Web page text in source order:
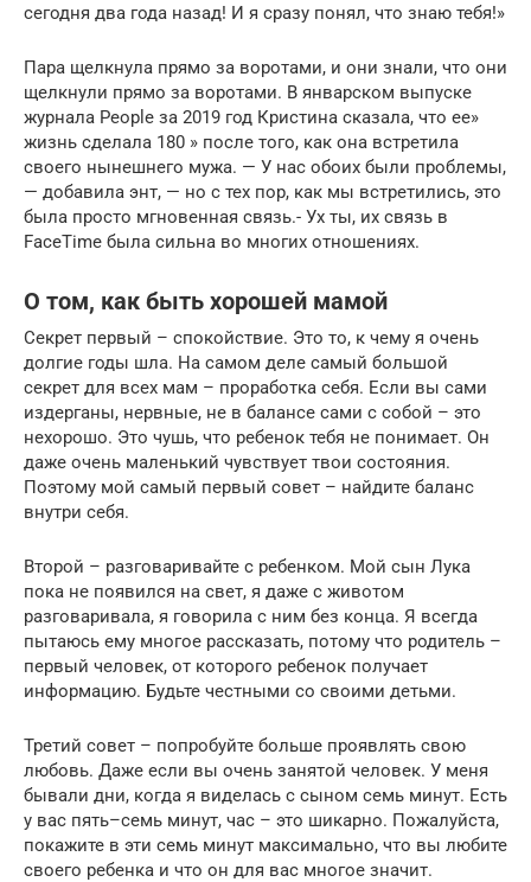
сегодня два года назад! И я сразу понял, что знаю тебя!»
Пара щелкнула прямо за воротами, и они знали, что они
щелкнули прямо за воротами. В январском выпуске
журнала People за 2019 год Кристина сказала, что ее»
жизнь сделала 180 » после того, как она встретила
своего нынешнего мужа. — У нас обоих были проблемы,
— добавила энт, — но с тех пор, как мы встретились, это
была просто мгновенная связь.- Ух ты, их связь в
FaceTime была сильна во многих отношениях.
О том, как быть хорошей мамой
Секрет первый – спокойствие. Это то, к чему я очень
долгие годы шла. На самом деле самый большой
секрет для всех мам – проработка себя. Если вы сами
издерганы, нервные, не в балансе сами с собой – это
нехорошо. Это чушь, что ребенок тебя не понимает. Он
даже очень маленький чувствует твои состояния.
Поэтому мой самый первый совет – найдите баланс
внутри себя.
Второй – разговаривайте с ребенком. Мой сын Лука
пока не появился на свет, я даже с животом
разговаривала, я говорила с ним без конца. Я всегда
пытаюсь ему многое рассказать, потому что родитель –
первый человек, от которого ребенок получает
информацию. Будьте честными со своими детьми.
Третий совет – попробуйте больше проявлять свою
любовь. Даже если вы очень занятой человек. У меня
бывали дни, когда я виделась с сыном семь минут. Есть
у вас пять–семь минут, час – это шикарно. Пожалуйста,
покажите в эти семь минут максимально, что вы любите
своего ребенка и что он для вас многое значит.